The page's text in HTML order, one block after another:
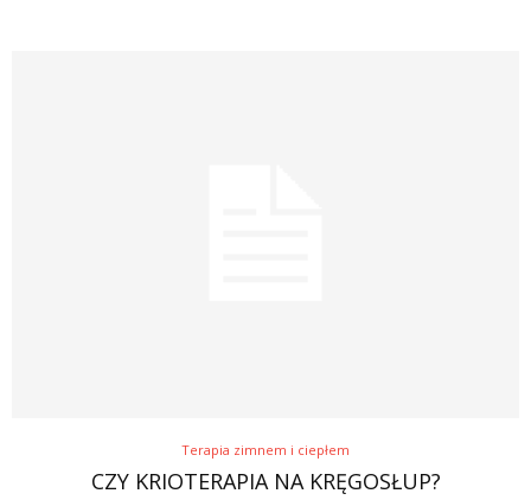
Terapia zimnem i ciepłem
CZY KRIOTERAPIA NA KRĘGOSŁUP?